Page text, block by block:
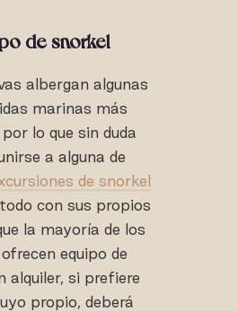
de snorkel
albergan algunas
marinas más
lo que sin duda
a alguna de
de snorkel
con sus propios
la mayoría de los
equipo de
alquiler, si prefiere
propio, deberá